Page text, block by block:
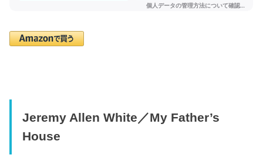
Jeremy Allen White／My Father’s
House